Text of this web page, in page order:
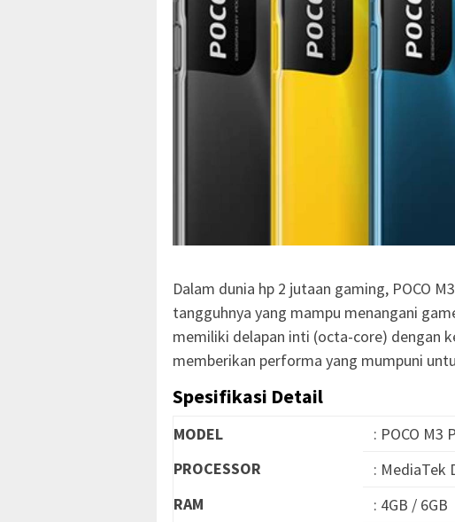
Dalam dunia hp 2 jutaan gaming, POCO
tangguhnya yang mampu menangani
memiliki delapan inti (octa-core) dengan
memberikan performa yang mumpuni
Spesifikasi Detail
MODEL
: POCO M3
PROCESSOR
: MediaTek
RAM
: 4GB / 6GB